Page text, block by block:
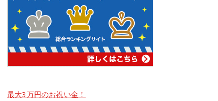
最大3万円のお祝い金！